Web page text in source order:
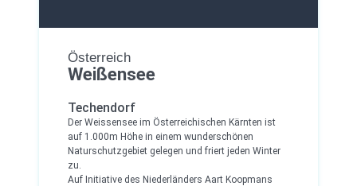
Österreich
Weißensee
Techendorf
Der Weissensee im Österreichischen Kärnten ist
auf 1.000m Höhe in einem wunderschönen
Naturschutzgebiet gelegen und friert jeden Winter
zu.
Auf Initiative des Niederländers Aart Koopmans